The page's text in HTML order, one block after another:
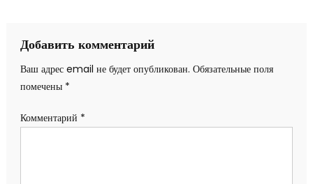
записям
Добавить комментарий
Ваш адрес email не будет опубликован. Обязательные поля
помечены *
Комментарий *